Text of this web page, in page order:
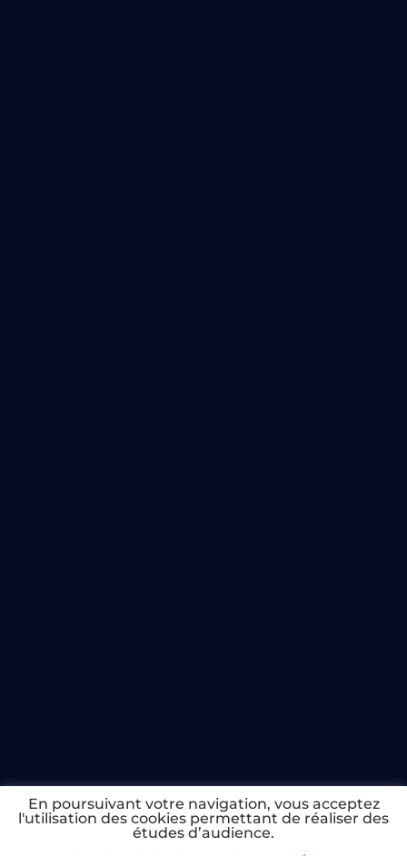
En poursuivant votre navigation, vous acceptez
l'utilisation des cookies permettant de réaliser des
études d’audience.